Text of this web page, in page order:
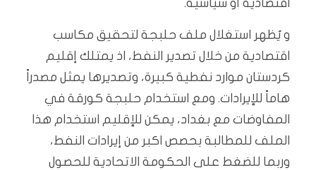
اقتصادية أو سياسية.
و يُظهر استغلال ملف حلبجة لتحقيق مكاسب
اقتصادية من خلال تصدير النفط، اذ يمتلك إقليم
كردستان موارد نفطية كبيرة، وتصديرها يمثل مصدراً
هاماً للإيرادات. ومع استخدام حلبجة كورقة في
المفاوضات مع بغداد، يمكن للإقليم استخدام هذا
الملف للمطالبة بحصص اكبر من إيرادات النفط،
وربما للضغط على الحكومة الاتحادية للحصول